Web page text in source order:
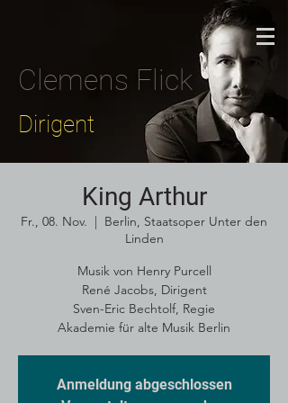
Clemens Flick
Dirigent
King Arthur
Fr., 08. Nov.
  |
Berlin, Staatsoper Unter den
Linden
Musik von Henry Purcell
René Jacobs, Dirigent
Sven-Eric Bechtolf, Regie
Akademie für alte Musik Berlin
Anmeldung abgeschlossen